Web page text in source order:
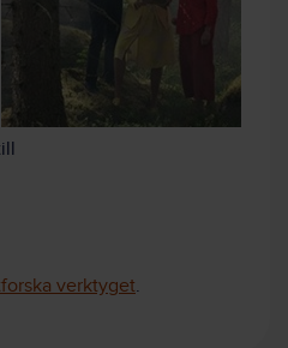
verktyget.